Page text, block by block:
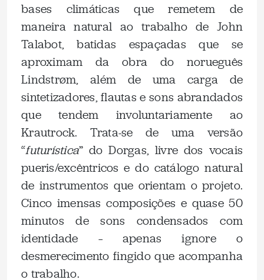
bases climáticas que remetem de
maneira natural ao trabalho de John
Talabot, batidas espaçadas que se
aproximam da obra do norueguês
Lindstrøm, além de uma carga de
sintetizadores, flautas e sons abrandados
que tendem involuntariamente ao
Krautrock. Trata-se de uma versão
“futurística” do Dorgas, livre dos vocais
pueris/excêntricos e do catálogo natural
de instrumentos que orientam o projeto.
Cinco imensas composições e quase 50
minutos de sons condensados com
identidade – apenas ignore o
desmerecimento fingido que acompanha
o trabalho.